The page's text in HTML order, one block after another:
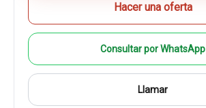
Hacer una oferta
Consultar por WhatsApp
Llamar